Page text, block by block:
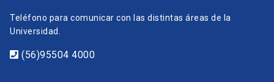
Teléfono para comunicar con las distintas áreas de la
Universidad.
(56)95504 4000